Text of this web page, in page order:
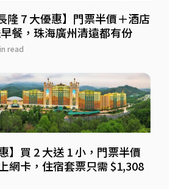
隆 7 大優惠】門票半價＋酒店
餐，珠海廣州清遠都有份
read
】買 2 大送 1 小，門票半價
網卡，住宿套票只需 $1,308